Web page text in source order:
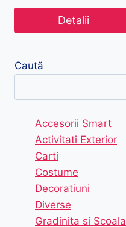
Detalii
Caută
Accesorii Smart
Activitati Exterior
Carti
Costume
Decoratiuni
Diverse
Gradinita si Scoala